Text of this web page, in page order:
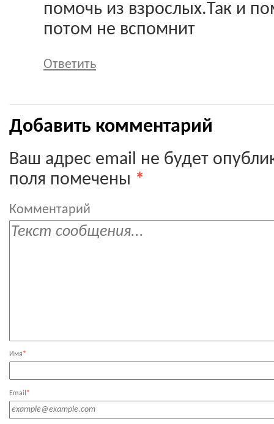
помочь из взрослых.Так и
потом не вспомнит
Ответить
Добавить комментарий
Ваш адрес email не будет
поля помечены *
Комментарий
Имя*
Email *